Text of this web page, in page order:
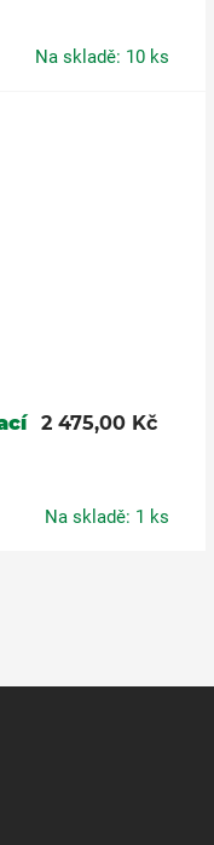
Na skladě: 10 ks
2 475,00 Kč
Na skladě: 1 ks